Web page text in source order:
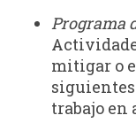
Programa
mitigar o
siguientes
trabajo en